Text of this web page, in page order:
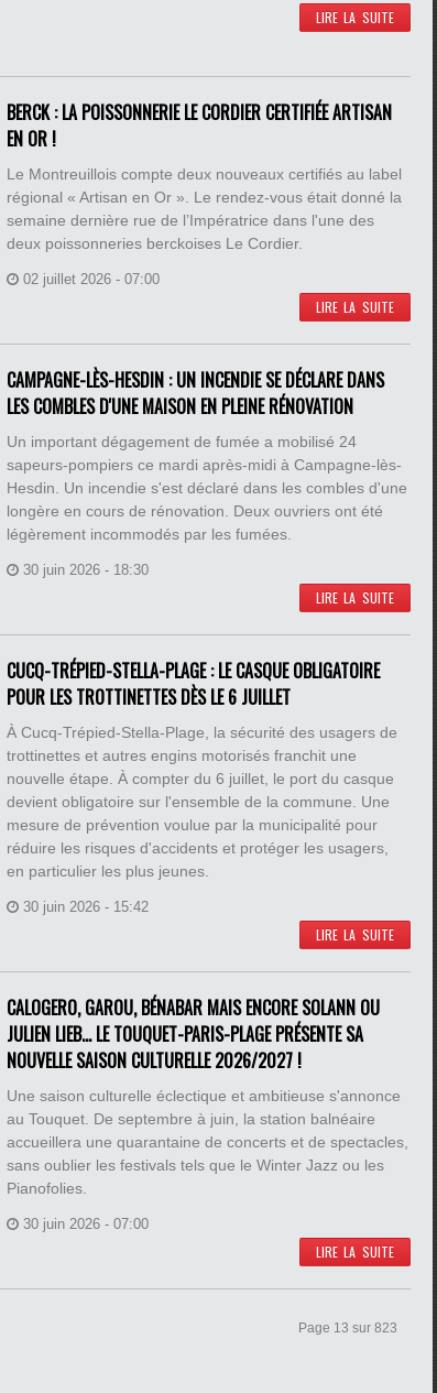
LIRE LA SUITE
BERCK : LA POISSONNERIE LE CORDIER CERTIFIÉE ARTISAN
EN OR !
Le Montreuillois compte deux nouveaux certifiés au label
régional « Artisan en Or ». Le rendez-vous était donné la
semaine dernière rue de l’Impératrice dans l'une des
deux poissonneries berckoises Le Cordier.
02 juillet 2026 - 07:00
LIRE LA SUITE
CAMPAGNE-LÈS-HESDIN : UN INCENDIE SE DÉCLARE DANS
LES COMBLES D'UNE MAISON EN PLEINE RÉNOVATION
Un important dégagement de fumée a mobilisé 24
sapeurs-pompiers ce mardi après-midi à Campagne-lès-
Hesdin. Un incendie s'est déclaré dans les combles d'une
longère en cours de rénovation. Deux ouvriers ont été
légèrement incommodés par les fumées.
30 juin 2026 - 18:30
LIRE LA SUITE
CUCQ-TRÉPIED-STELLA-PLAGE : LE CASQUE OBLIGATOIRE
POUR LES TROTTINETTES DÈS LE 6 JUILLET
À Cucq-Trépied-Stella-Plage, la sécurité des usagers de
trottinettes et autres engins motorisés franchit une
nouvelle étape. À compter du 6 juillet, le port du casque
devient obligatoire sur l'ensemble de la commune. Une
mesure de prévention voulue par la municipalité pour
réduire les risques d'accidents et protéger les usagers,
en particulier les plus jeunes.
30 juin 2026 - 15:42
LIRE LA SUITE
CALOGERO, GAROU, BÉNABAR MAIS ENCORE SOLANN OU
JULIEN LIEB… LE TOUQUET-PARIS-PLAGE PRÉSENTE SA
NOUVELLE SAISON CULTURELLE 2026/2027 !
Une saison culturelle éclectique et ambitieuse s'annonce
au Touquet. De septembre à juin, la station balnéaire
accueillera une quarantaine de concerts et de spectacles,
sans oublier les festivals tels que le Winter Jazz ou les
Pianofolies.
30 juin 2026 - 07:00
LIRE LA SUITE
Page 13 sur 823